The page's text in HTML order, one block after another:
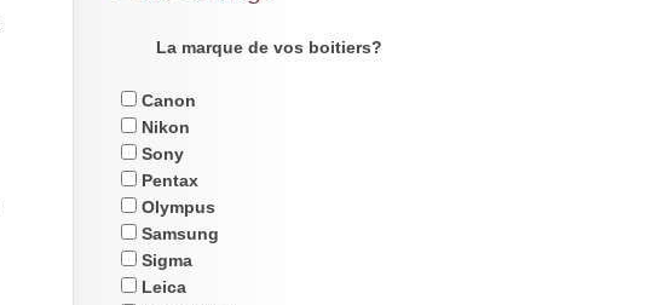
La marque de vos boitiers?
Canon
Nikon
Sony
Pentax
Olympus
Samsung
Sigma
Leica